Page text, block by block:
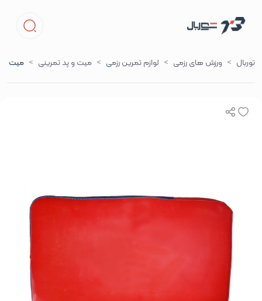
توربال ورزش های رزمی لوازم تمرین رزمی میت و پد تمرینی میت